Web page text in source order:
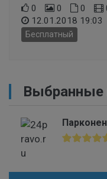
0 0 0
12.01.2018 19:03
Бесплатный
Выбранные